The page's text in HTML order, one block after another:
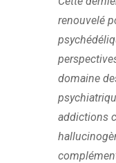
renouvelé
domaine
addictions